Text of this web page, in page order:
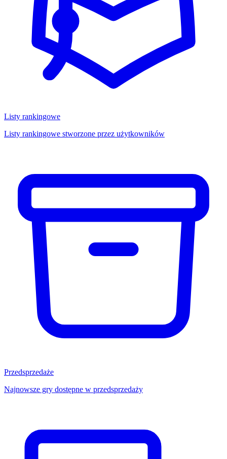
Listy rankingowe
Listy rankingowe stworzone przez użytkowników
Przedsprzedaże
Najnowsze gry dostępne w przedsprzedaży